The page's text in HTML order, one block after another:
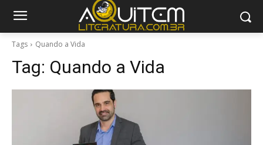
Tags Quando a Vida
Tag: Quando a Vida